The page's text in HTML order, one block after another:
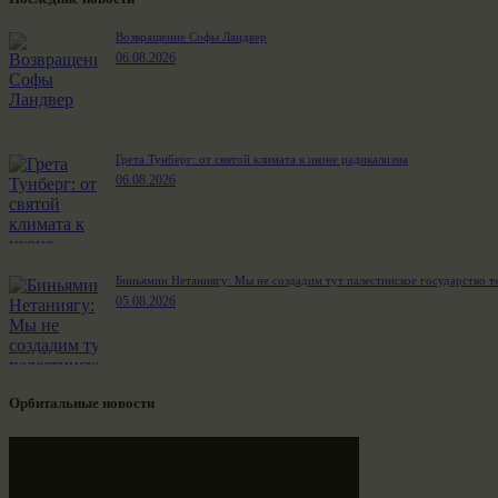
Возвращение Софы Ландвер
06.08.2026
Грета Тунберг: от святой климата к иконе радикализма
06.08.2026
Биньямин Нетаниягу: Мы не создадим тут палестинское государство
05.08.2026
Орбитальные новости